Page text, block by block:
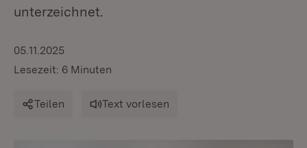
unterzeichnet.
05.11.2025
Lesezeit: 6 Minuten
Teilen Text vorlesen